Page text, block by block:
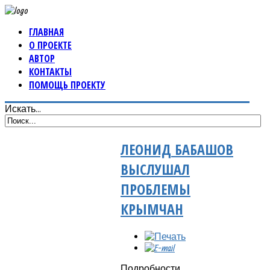
ГЛАВНАЯ
О ПРОЕКТЕ
АВТОР
КОНТАКТЫ
ПОМОЩЬ ПРОЕКТУ
Искать...
ЛЕОНИД БАБАШОВ
ВЫСЛУШАЛ
ПРОБЛЕМЫ
КРЫМЧАН